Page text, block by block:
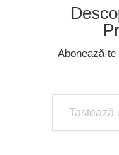
Abonează-
Tastează emailul tău...